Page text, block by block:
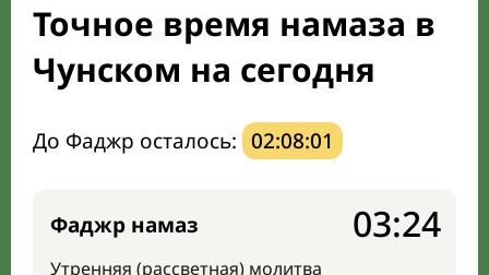
Направление киблы
Точное время намаза в
Чунском на сегодня
До Фаджр осталось: 02:08:00
Фаджр намаз
Утренняя (рассветная) молитва
03:24